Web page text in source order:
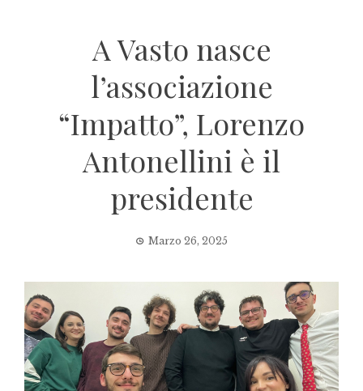
A Vasto nasce
l’associazione
“Impatto”, Lorenzo
Antonellini è il
presidente
Marzo 26, 2025